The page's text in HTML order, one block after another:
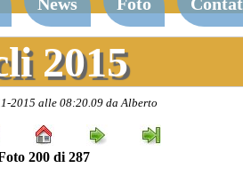
2015
2015 alle 08:20.09 da Alberto
200 di 287